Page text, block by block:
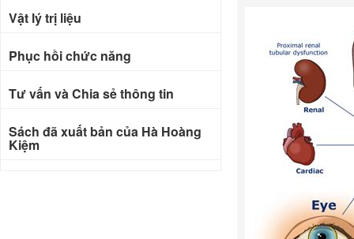
Vật lý trị liệu
Phục hồi chức năng
Tư vấn và Chia sẻ thông tin
Sách đã xuất bản của Hà Hoàng
Kiệm